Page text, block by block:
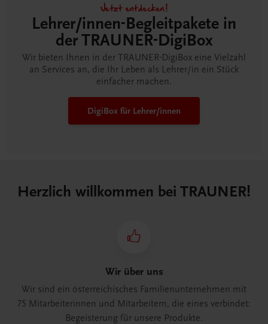
Jetzt entdecken!
Lehrer/innen-Begleitpakete in
der TRAUNER-DigiBox
Wir bieten Ihnen in der TRAUNER-DigiBox eine Vielzahl
an Services an, die Ihr Leben als Lehrer/in ein Stück
einfacher machen.
DigiBox für Lehrer/innen
Herzlich willkommen bei TRAUNER!
Wir über uns
Wir sind ein österreichisches Familienunternehmen mit
75 Mitarbeiterinnen und Mitarbeitern, die eines verbindet:
Begeisterung für unsere Produkte.